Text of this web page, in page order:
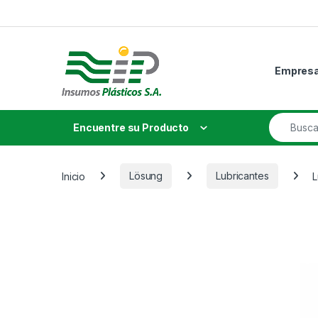
Encuentre su Producto
Search
Inicio Lösung Lubricantes